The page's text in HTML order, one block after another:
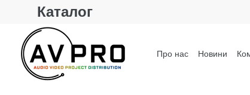
Перейти до основного контенту
Каталог
Про нас Новини